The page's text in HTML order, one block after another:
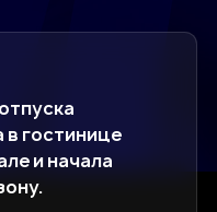
в гостинице
и начала